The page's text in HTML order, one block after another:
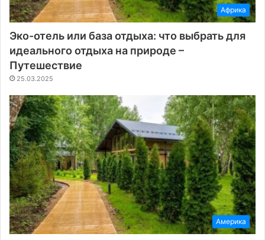
Африка
Эко-отель или база отдыха: что выбрать для
идеального отдыха на природе –
Путешествие
25.03.2025
Америка